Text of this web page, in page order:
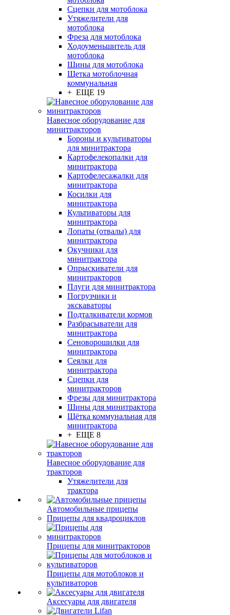
Сцепки для мотоблока
Утяжелители для
мотоблока
Фреза для мотоблока
Ходоуменьшитель для
мотоблока
Шины для мотоблока
Щетка мотоблочная
коммунальная
+ ЕЩЕ 19
Навесное оборудование для
минитракторов
Бороны и культиваторы
для минитрактора
Картофелекопалки для
минитрактора
Картофелесажалки для
минитрактора
Косилки для
минитрактора
Культиваторы для
минитрактора
Лопаты (отвалы) для
минитрактора
Окучники для
минитрактора
Опрыскиватели для
минитракторов
Плуги для минитрактора
Погрузчики и
экскаваторы
Подталкиватели кормов
Разбрасыватели для
минитрактора
Сеноворошилки для
минитрактора
Сеялки для
минитрактора
Сцепки для
минитракторов
Фрезы для минитрактора
Шины для минитрактора
Щётка коммунальная для
минитрактора
+ ЕЩЕ 8
Навесное оборудование для
тракторов
Утяжелители для
трактора
Автомобильные прицепы
Прицепы для квадроциклов
Прицепы для минитракторов
Прицепы для мотоблоков и
культиваторов
Аксесуары для двигателя